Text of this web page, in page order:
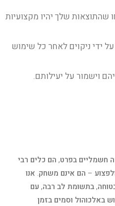
שהתוצאות שלך יהיו מקצועיות
ידי ניקוים לאחר כל שימוש
וישמור על יעילותם.
חשמליים בפרט, הם כלים רבי
– הם אינם משחק. אנו
,בתשומת לב רבה, עם
באלכוהול וסמים בזמן